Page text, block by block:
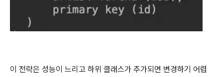
이 전략은 성능이 느리고 하위 클래스가 추가되면 변경하기 어렵